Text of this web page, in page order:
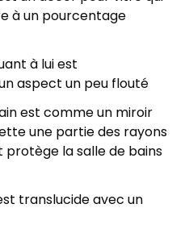
à un pourcentage
à lui est
aspect un peu flouté
est comme un miroir
une partie des rayons
la salle de bains
translucide avec un